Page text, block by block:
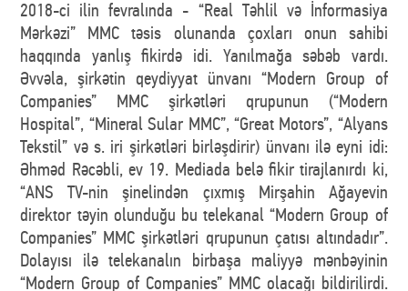
2018-ci ilin fevralında - “Real Təhlil və İnformasiya
Mərkəzi” MMC təsis olunanda çoxları onun sahibi
haqqında yanlış fikirdə idi. Yanılmağa səbəb vardı.
Əvvəla, şirkətin qeydiyyat ünvanı “Modern Group of
Companies” MMC şirkətləri qrupunun (“Modern
Hospital”, “Mineral Sular MMC”, “Great Motors”, “Alyans
Tekstil” və s. iri şirkətləri birləşdirir) ünvanı ilə eyni idi:
Əhməd Rəcəbli, ev 19. Mediada belə fikir tirajlanırdı ki,
“ANS TV-nin şinelindən çıxmış Mirşahin Ağayevin
direktor təyin olunduğu bu telekanal “Modern Group of
Companies” MMC şirkətləri qrupunun çatısı altındadır”.
Dolayısı ilə telekanalın birbaşa maliyyə mənbəyinin
“Modern Group of Companies” MMC olacağı bildirilirdi.